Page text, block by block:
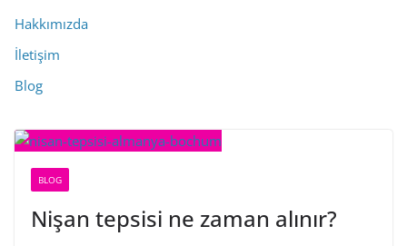
Hakkımızda
İletişim
Blog
BLOG
Nişan tepsisi ne zaman alınır?